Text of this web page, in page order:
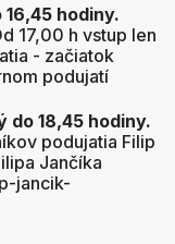
hodiny.
17,00 h vstup len
- začiatok
podujatí
do 18,45 hodiny.
podujatia Filip
Jančíka
jancik-